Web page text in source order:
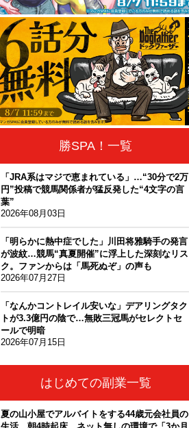
勝SPA！一覧
「JRA系はマジで恵まれている」…“30分で2万
円”投稿で競馬関係者が猛反発した“4文字の言
葉”
2026年08月03日
「明らかに熱中症でした」川田将雅騎手の発言
が波紋…競馬“真夏開催”に浮上した深刻なリス
ク。ファンからは「馬死ぬぞ」の声も
2026年07月27日
「なんかコントレイル安いな」デアリングタク
トが3.3億円の陰で…無敗三冠馬がセレクトセ
ールで明暗
2026年07月15日
はじめての副業一覧
夏の山小屋でアルバイトをする44歳元会社員の